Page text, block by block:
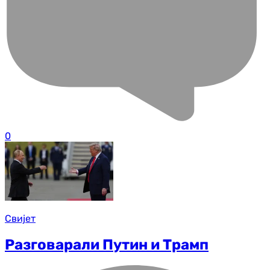
0
Свијет
Разговарали Путин и Трамп